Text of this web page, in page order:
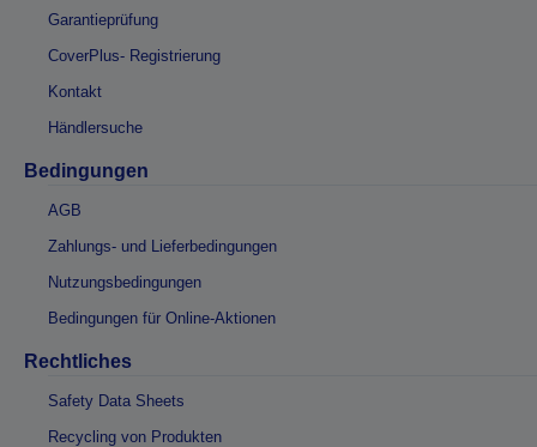
Garantieprüfung
CoverPlus- Registrierung
Kontakt
Händlersuche
Bedingungen
AGB
Zahlungs- und Lieferbedingungen
Nutzungsbedingungen
Bedingungen für Online-Aktionen
Rechtliches
Safety Data Sheets
Recycling von Produkten